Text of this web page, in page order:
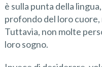
è sulla punta della
profondo del loro
Tuttavia, non molte
loro sogno.